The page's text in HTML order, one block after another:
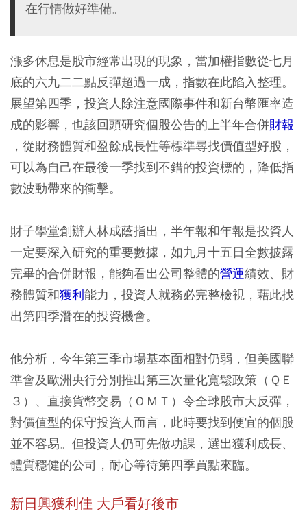
在行情做好準備。
漲多休息是股市經常出現的現象，當加權指數從七月
底的六九二二點反彈超過一成，指數在此陷入整理。
展望第四季，投資人除注意國際事件和新台幣匯率造
成的影響，也該回頭研究個股公告的上半年合併財報
，從財務體質和盈餘成長性等標準尋找價值型好股，
可以為自己在最後一季找到不錯的投資標的，降低指
數波動帶來的衝擊。
財子學堂創辦人林成蔭指出，半年報和年報是投資人
一定要深入研究的重要數據，如九月十五日全數披露
完畢的合併財報，能夠看出公司整體的營運績效、財
務體質和獲利能力，投資人就務必完整檢視，藉此找
出第四季潛在的投資機會。
他分析，今年第三季市場基本面相對仍弱，但美國聯
準會及歐洲央行分別推出第三次量化寬鬆政策（ＱＥ
３）、直接貨幣交易（ＯＭＴ）令全球股市大反彈，
對價值型的保守投資人而言，此時要找到便宜的個股
並不容易。但投資人仍可先做功課，選出獲利成長、
體質穩健的公司，耐心等待第四季買點來臨。
新日興獲利佳 大戶看好後市